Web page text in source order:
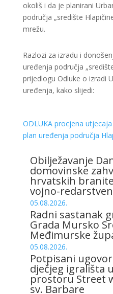
okoliš i da je planirani
područja „središte
mrežu.
Razlozi za izradu i
uređenja područja
prijedlogu Odluke o izradi
uređenja, kako slijedi:
ODLUKA procjena
plan uređenja područja
Obilježavanje
domovinske
hrvatskih
vojno-
05.08.2026.
Radni sastanak
Grada Mursko
Međimurske
05.08.2026.
Potpisani
dječjeg igrališta
prostoru Street
sv. Barbare